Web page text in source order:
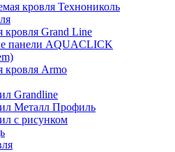
кровля Технониколь
кровля Grand Line
панели AQUACLICK
кровля Armo
Grandline
Металл Профиль
с рисунком